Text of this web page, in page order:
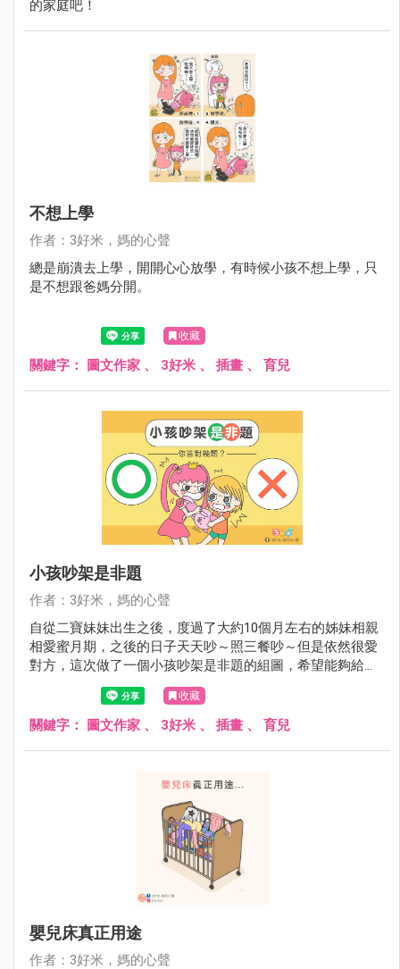
的家庭吧！
不想上學
作者：3好米，媽的心聲
總是崩潰去上學，開開心心放學，有時候小孩不想上學，只
是不想跟爸媽分開。
收藏
關鍵字： 圖文作家 、 3好米 、 插畫 、 育兒
小孩吵架是非題
作者：3好米，媽的心聲
自從二寶妹妹出生之後，度過了大約10個月左右的姊妹相親
相愛蜜月期，之後的日子天天吵～照三餐吵～但是依然很愛
對方，這次做了一個小孩吵架是非題的組圖，希望能夠給為
此感到困擾的爸爸媽媽們一個參考，祝大家育兒順利啦！
收藏
關鍵字： 圖文作家 、 3好米 、 插畫 、 育兒
嬰兒床真正用途
作者：3好米，媽的心聲